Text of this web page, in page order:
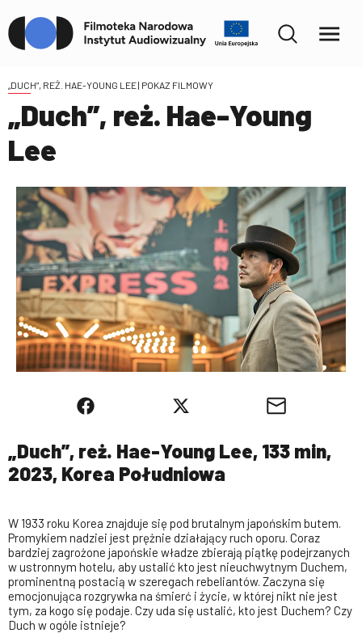
„DUCH”, REŻ. HAE-YOUNG LEE| POKAZ FILMOWY
„Duch”, reż. Hae-Young
Lee
„Duch”, reż. Hae-Young Lee, 133 min,
2023, Korea Południowa
W 1933 roku Korea znajduje się pod brutalnym japońskim butem.
Promykiem nadziei jest prężnie działający ruch oporu. Coraz
bardziej zagrożone japońskie władze zbierają piątkę podejrzanych
w ustronnym hotelu, aby ustalić kto jest nieuchwytnym Duchem,
prominentną postacią w szeregach rebeliantów. Zaczyna się
emocjonująca rozgrywka na śmierć i życie, w której nikt nie jest
tym, za kogo się podaje. Czy uda się ustalić, kto jest Duchem? Czy
Duch w ogóle istnieje?